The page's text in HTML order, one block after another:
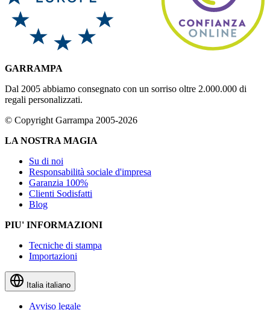
GARRAMPA
Dal 2005 abbiamo consegnato con un sorriso oltre 2.000.000 di
regali personalizzati.
© Copyright Garrampa 2005-2026
LA NOSTRA MAGIA
Su di noi
Responsabilità sociale d'impresa
Garanzia 100%
Clienti Sodisfatti
Blog
PIU' INFORMAZIONI
Tecniche di stampa
Importazioni
Italia italiano
Avviso legale